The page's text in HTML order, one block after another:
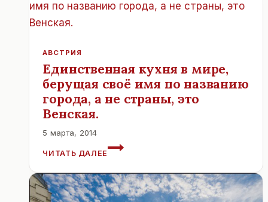
МАГАЗИНЫ
АВСТРИЯ
Единственная кухня в мире,
берущая своё имя по названию
города, а не страны, это
Венская.
5 марта, 2014
ЧИТАТЬ ДАЛЕЕ
ЕДИНСТВЕННАЯ
МИРЕ,
БЕРУЩАЯ